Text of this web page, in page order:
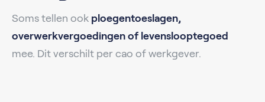
Soms tellen ook ploegentoeslagen,
overwerkvergoedingen of levenslooptegoed
mee. Dit verschilt per cao of werkgever.